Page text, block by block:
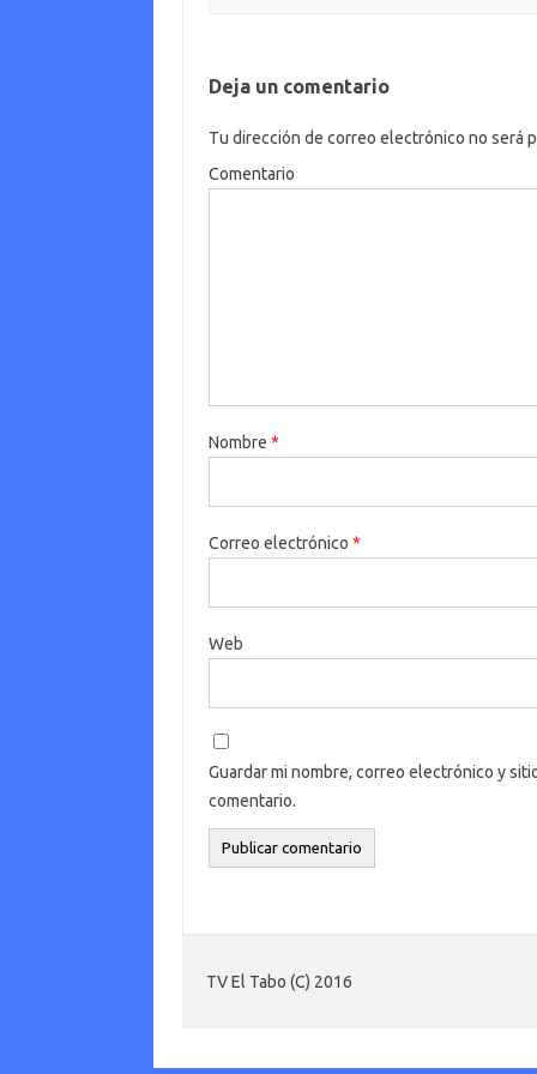
Deja un comentario
Tu dirección de correo electrónico no será
Comentario
Nombre *
Correo electrónico *
Web
Guardar mi nombre, correo electrónico y
comentario.
TV El Tabo (C) 2016